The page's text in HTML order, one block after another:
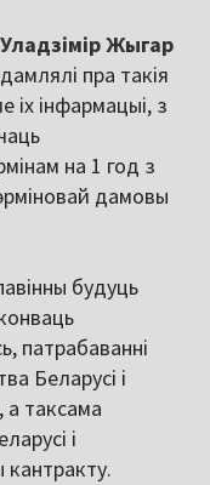
Уладзімір Жыгар
пра такія
інфармацыі, з
на 1 год з
дамовы
будуць
патрабаванні
Беларусі і
а таксама
і